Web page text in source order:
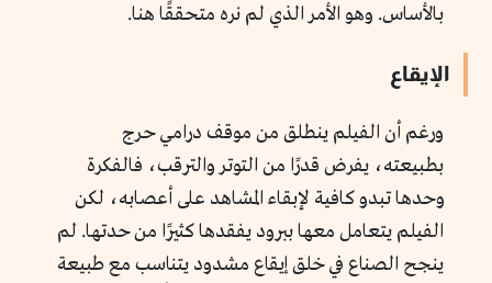
بالأساس. وهو الأمر الذي لم نره متحققًا هنا.
الإيقاع
ورغم أن الفيلم ينطلق من موقف درامي حرج
بطبيعته، يفرض قدرًا من التوتر والترقب، فالفكرة
وحدها تبدو كافية لإبقاء المشاهد على أعصابه، لكن
الفيلم يتعامل معها ببرود يفقدها كثيرًا من حدتها. لم
ينجح الصناع في خلق إيقاع مشدود يتناسب مع طبيعة